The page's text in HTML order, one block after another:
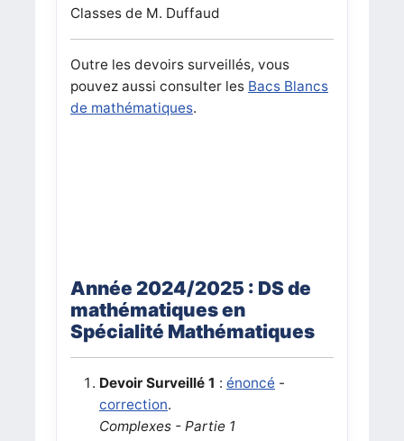
Classes de M. Duffaud
Outre les devoirs surveillés, vous
pouvez aussi consulter les Bacs Blancs
de mathématiques.
Année 2024/2025 : DS de
mathématiques en
Spécialité Mathématiques
Devoir Surveillé 1 : énoncé -
correction.
Complexes - Partie 1